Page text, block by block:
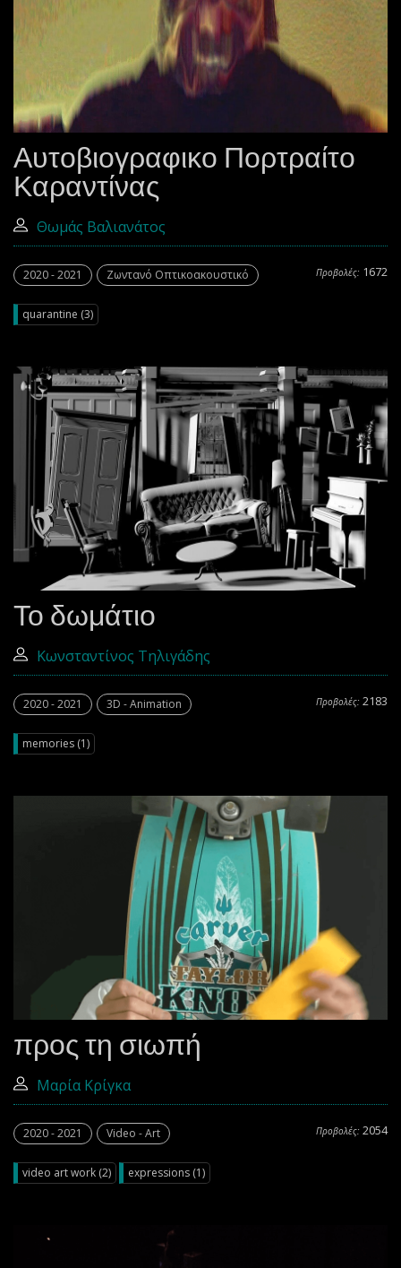
Αυτοβιογραφικο Πορτραίτο
Καραντίνας
Θωμάς Βαλιανάτος
Προβολές: 1672
2020 - 2021 Ζωντανό Οπτικοακουστικό
quarantine (3)
Το δωμάτιο
Κωνσταντίνος Τηλιγάδης
Προβολές: 2183
2020 - 2021 3D - Animation
memories (1)
προς τη σιωπή
Μαρία Κρίγκα
Προβολές: 2054
2020 - 2021 Video - Art
video art work (2) expressions (1)